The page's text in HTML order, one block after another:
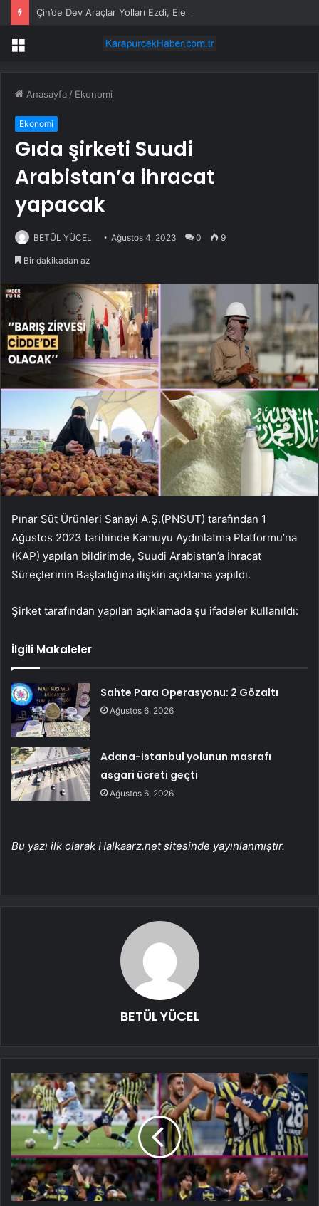
Menü
Anasayfa / Ekonomi
Ekonomi
Gıda şirketi Suudi
Arabistan’a ihracat
yapacak
BETÜL YÜCEL Ağustos 4, 2023 0 9
Bir dakikadan az
Pınar Süt Ürünleri Sanayi A.Ş.(PNSUT) tarafından 1
Ağustos 2023 tarihinde Kamuyu Aydınlatma Platformu’na
(KAP) yapılan bildirimde, Suudi Arabistan’a İhracat
Süreçlerinin Başladığına ilişkin açıklama yapıldı.
Şirket tarafından yapılan açıklamada şu ifadeler kullanıldı:
İlgili Makaleler
Sahte Para Operasyonu: 2 Gözaltı
Ağustos 6, 2026
Adana-İstanbul yolunun masrafı
asgari ücreti geçti
Ağustos 6, 2026
Bu yazı ilk olarak Halkaarz.net sitesinde yayınlanmıştır.
BETÜL YÜCEL